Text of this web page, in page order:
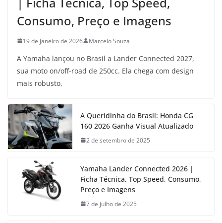
Consumo, Preço e Imagens
19 de janeiro de 2026 Marcelo Souza
A Yamaha lançou no Brasil a Lander Connected 2027,
sua moto on/off-road de 250cc. Ela chega com design
mais robusto,
A Queridinha do Brasil: Honda CG
160 2026 Ganha Visual Atualizado
2 de setembro de 2025
Yamaha Lander Connected 2026 |
Ficha Técnica, Top Speed, Consumo,
Preço e Imagens
7 de julho de 2025